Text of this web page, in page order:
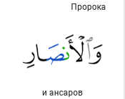
Пророка
и ансаров